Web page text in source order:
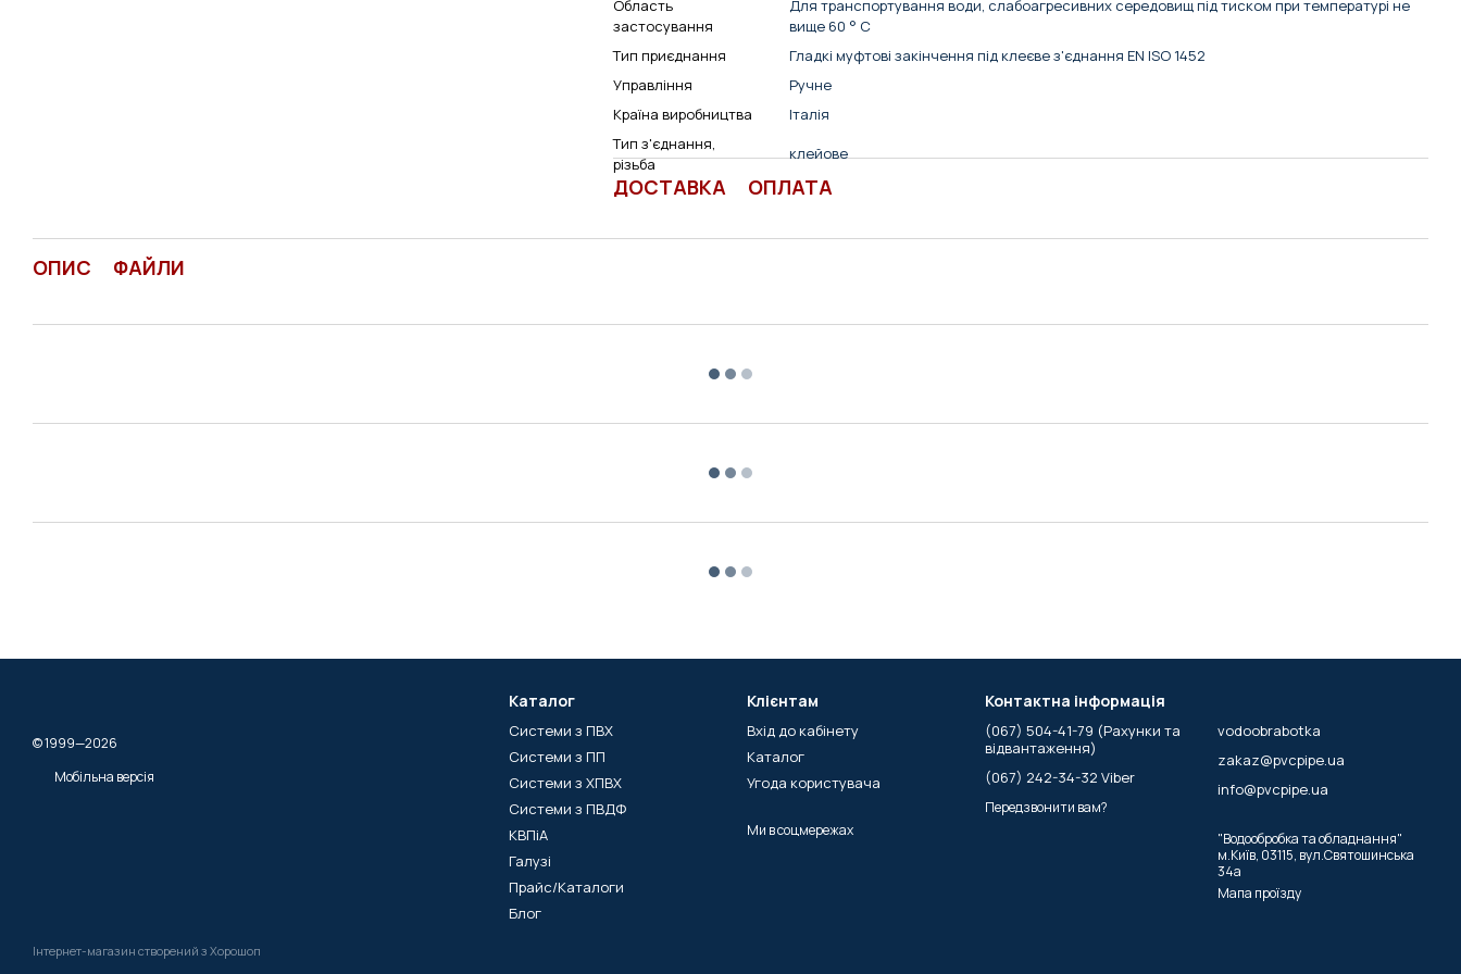
Область
застосування
Для транспортування води, слабоагресивних середовищ під тиском при температурі не
вище 60 ° C
Тип приєднання
Гладкі муфтові закінчення під клеєве з'єднання EN ISO 1452
Управління
Ручне
Країна виробництва
Італія
Тип з'єднання,
різьба
клейове
ДОСТАВКА ОПЛАТА
ОПИС ФАЙЛИ
© 1999—2026
Мобільна версія
Інтернет-магазин створений з Хорошоп
Каталог
Системи з ПВХ
Системи з ПП
Системи з ХПВХ
Системи з ПВДФ
КВПіА
Галузі
Прайс/Каталоги
Блог
Клієнтам
Вхід до кабінету
Каталог
Угода користувача
Ми в соцмережах
Контактна інформація
(067) 504-41-79 (Рахунки та
відвантаження)
(067) 242-34-32 Viber
Передзвонити вам?
vodoobrabotka
zakaz@pvcpipe.ua
info@pvcpipe.ua
"Водообробка та обладнання"
м.Київ, 03115, вул.Святошинська
34а
Мапа проїзду